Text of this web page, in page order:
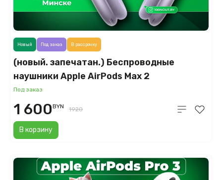
(новый. запечатан.) Беспроводные
наушники Apple AirPods Max 2
фиолетовый (2026)
Под заказ
В корзину
Новый Под заказ В рассрочку
1 600BYN 1920